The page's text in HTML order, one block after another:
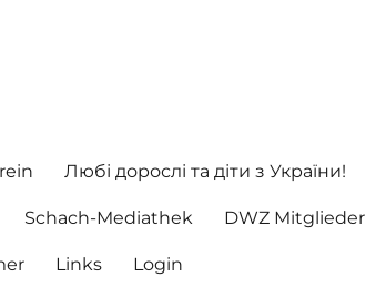
Любі дорослі та діти з України!
Schach-Mediathek DWZ Mitglieder
Links Login